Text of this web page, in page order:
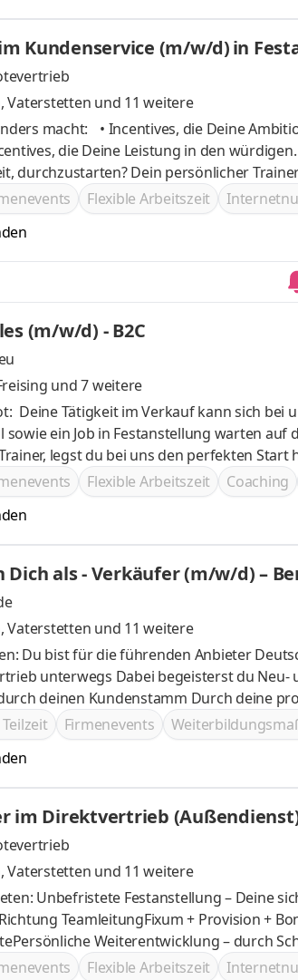
Kundenservice (m/w/d) in
,Vaterstetten und 11 weitere
• Incentives, die Deine Ambitionen befeuern! Bei uns wird
die Deine Leistung in den
Dein persönlicher Trainer steht bereit! Hol Dir den Extra-
Mit unserem persönlichen Trainer an
Flexible Arbeitszeit
(m/w/d) - B2C
und 7 weitere
in Festanstellung warten auf dich Durch unsere individuelle Einarbeitung, durch
du bei uns den perfekten Start hin Vertrieb heißt starker Rückhalt – lass dich
Deine Zukunft ist uns wichtig – mit unseren digitalen Fort- und
kannst du deine Karriere zusätzlich
Flexible Arbeitszeit Coaching
Dich als - Verkäufer (m/w/d) –
,Vaterstetten und 11 weitere
Du bist für die führenden Anbieter
Neu- und Bestandskunden von Premium Produkten und
Durch deine professionelle Beratung zauberst du deinen Kunden ein
Firmenevents
im Direktvertrieb
,Vaterstetten und 11 weitere
Unbefristete Festanstellung – Deine
TeamleitungFixum + Provision +
Weiterentwicklung – durch
wir geben Dir die Tools
Flexible Arbeitszeit